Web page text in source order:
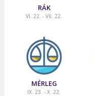
RÁK
VI. 22. - VII. 22.
MÉRLEG
IX. 23. - X. 22.